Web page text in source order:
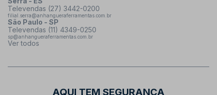
Televendas (27) 3442-0200
filial.serra@anhangueraferramentas.com.br
São Paulo - SP
Televendas (11) 4349-0250
sp@anhangueraferramentas.com.br
Ver todos
AQUI TEM SEGURANÇA